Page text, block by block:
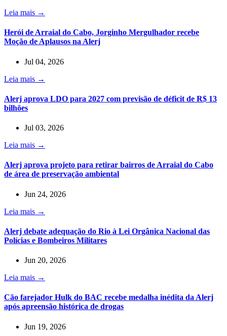
Leia mais →
Herói de Arraial do Cabo, Jorginho Mergulhador recebe
Moção de Aplausos na Alerj
Jul 04, 2026
Leia mais →
Alerj aprova LDO para 2027 com previsão de déficit de R$ 13
bilhões
Jul 03, 2026
Leia mais →
Alerj aprova projeto para retirar bairros de Arraial do Cabo
de área de preservação ambiental
Jun 24, 2026
Leia mais →
Alerj debate adequação do Rio à Lei Orgânica Nacional das
Polícias e Bombeiros Militares
Jun 20, 2026
Leia mais →
Cão farejador Hulk do BAC recebe medalha inédita da Alerj
após apreensão histórica de drogas
Jun 19, 2026